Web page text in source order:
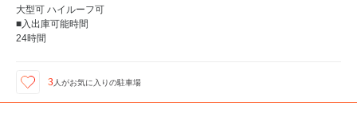
大型可 ハイルーフ可
■入出庫可能時間
24時間
3人がお気に入りの駐車場